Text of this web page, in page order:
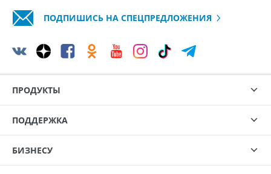
ПОДПИШИСЬ НА СПЕЦПРЕДЛОЖЕНИЯ
ПРОДУКТЫ
ПОДДЕРЖКА
БИЗНЕСУ